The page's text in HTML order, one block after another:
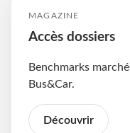
MAGAZINE
Accès dossiers
Benchmarks
Bus&Car.
Découvrir